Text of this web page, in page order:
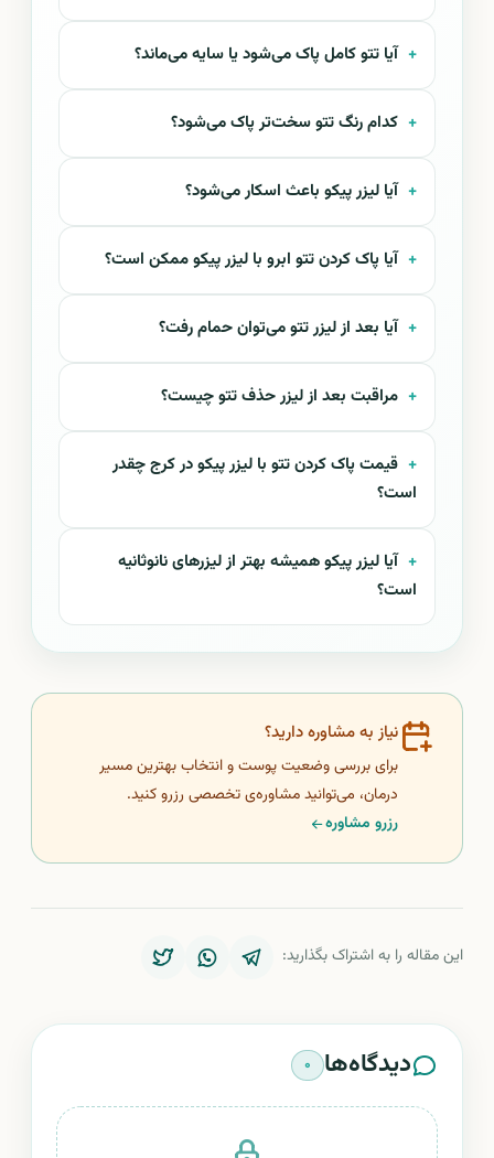
آیا تتو کامل پاک می‌شود یا سایه می‌ماند؟
کدام رنگ تتو سخت‌تر پاک می‌شود؟
آیا لیزر پیکو باعث اسکار می‌شود؟
آیا پاک کردن تتو ابرو با لیزر پیکو ممکن است؟
آیا بعد از لیزر تتو می‌توان حمام رفت؟
مراقبت بعد از لیزر حذف تتو چیست؟
قیمت پاک کردن تتو با لیزر پیکو در کرج چقدر
است؟
آیا لیزر پیکو همیشه بهتر از لیزرهای نانوثانیه
است؟
نیاز به مشاوره دارید؟
برای بررسی وضعیت پوست و انتخاب بهترین مسیر
درمان، می‌توانید مشاوره‌ی تخصصی رزرو کنید.
رزرو مشاوره
این مقاله را به اشتراک بگذارید:
دیدگاه‌ها ۰